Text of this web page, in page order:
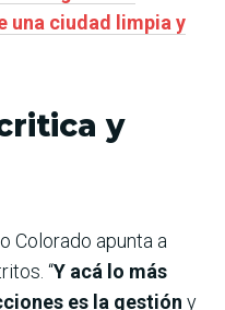
una ciudad limpia y
y
Colorado apunta a
“Y acá lo más
es la gestión y